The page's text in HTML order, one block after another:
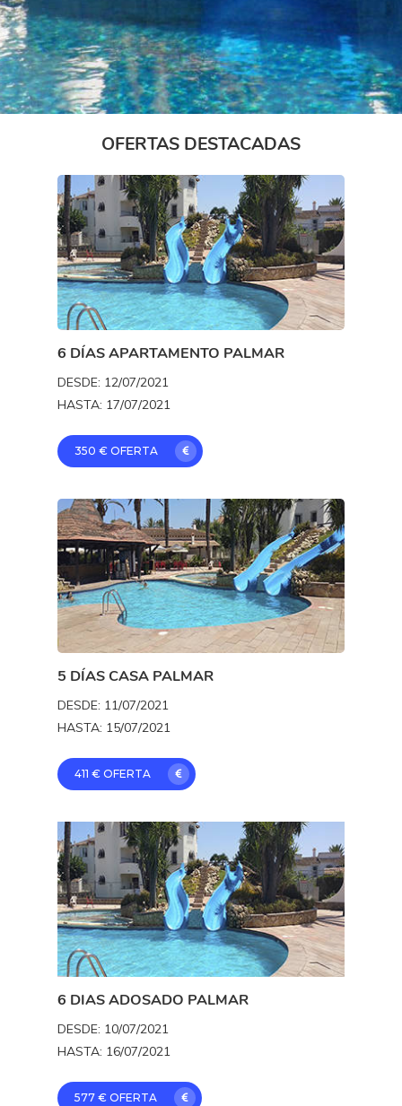
OFERTAS DESTACADAS
6 DÍAS APARTAMENTO PALMAR
DESDE: 12/07/2021
HASTA: 17/07/2021
350 € OFERTA
5 DÍAS CASA PALMAR
DESDE: 11/07/2021
HASTA: 15/07/2021
411 € OFERTA
6 DIAS ADOSADO PALMAR
DESDE: 10/07/2021
HASTA: 16/07/2021
577 € OFERTA
Inicio